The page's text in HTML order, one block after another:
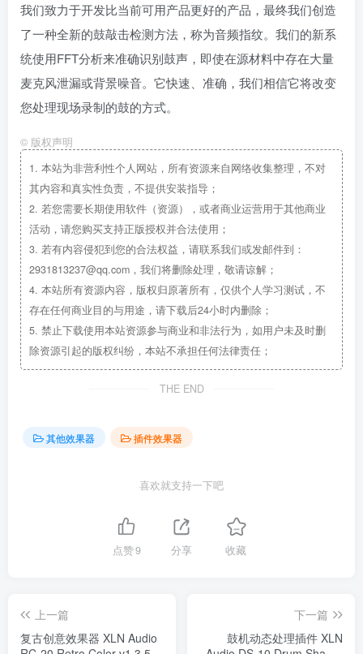
我们致力于开发比当前可用产品更好的产品，最终我们创造
了一种全新的鼓敲击检测方法，称为音频指纹。我们的新系
统使用FFT分析来准确识别鼓声，即使在源材料中存在大量
麦克风泄漏或背景噪音。它快速、准确，我们相信它将改变
您处理现场录制的鼓的方式。
© 版权声明
1. 本站为非营利性个人网站，所有资源来自网络收集整理，不对
其内容和真实性负责，不提供安装指导；
2. 若您需要长期使用软件（资源），或者商业运营用于其他商业
活动，请您购买支持正版授权并合法使用；
3. 若有内容侵犯到您的合法权益，请联系我们或发邮件到：
2931813237@qq.com，我们将删除处理，敬请谅解；
4. 本站所有资源内容，版权归原著所有，仅供个人学习测试，不
存在任何商业目的与用途，请下载后24小时内删除；
5. 禁止下载使用本站资源参与商业和非法行为，如用户未及时删
除资源引起的版权纠纷，本站不承担任何法律责任；
THE END
其他效果器 插件效果器
喜欢就支持一下吧
点赞9 分享 收藏
上一篇
复古创意效果器 XLN Audio
下一篇
鼓机动态处理插件 XLN